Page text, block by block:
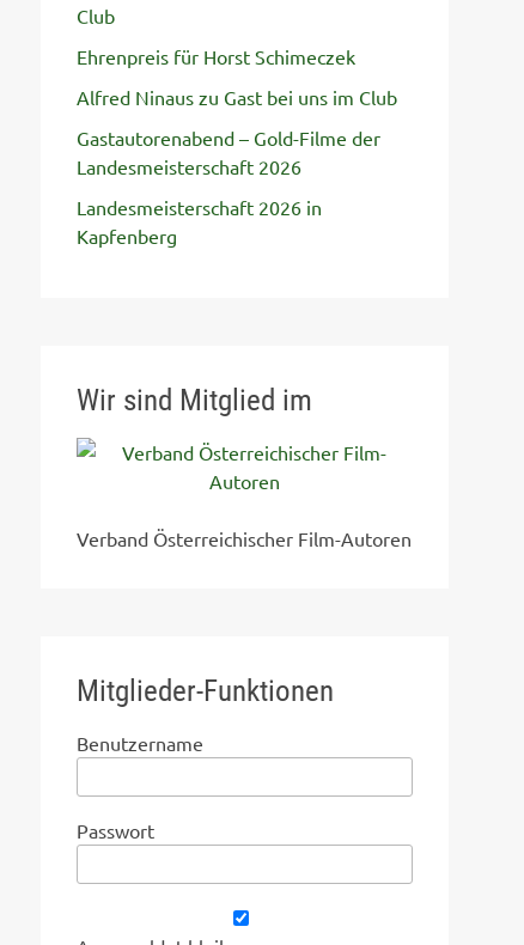
Club
Ehrenpreis für Horst Schimeczek
Alfred Ninaus zu Gast bei uns im Club
Gastautorenabend – Gold-Filme der
Landesmeisterschaft 2026
Landesmeisterschaft 2026 in
Kapfenberg
Wir sind Mitglied im
Verband Österreichischer Film-Autoren
Mitglieder-Funktionen
Benutzername
Passwort